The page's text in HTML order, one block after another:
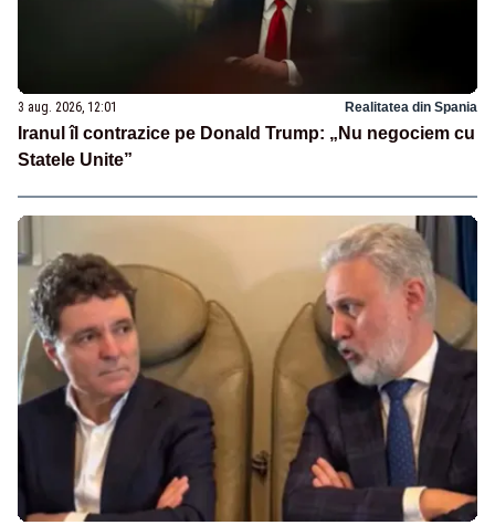
3 aug. 2026, 12:01 Realitatea din Spania
Iranul îl contrazice pe Donald Trump: „Nu negociem cu
Statele Unite”